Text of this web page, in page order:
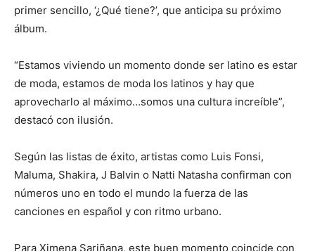
primer sencillo, ‘¿Qué tiene?’, que anticipa su próximo
álbum.
“Estamos viviendo un momento donde ser latino es estar
de moda, estamos de moda los latinos y hay que
aprovecharlo al máximo…somos una cultura increíble”,
destacó con ilusión.
Según las listas de éxito, artistas como Luis Fonsi,
Maluma, Shakira, J Balvin o Natti Natasha confirman con
números uno en todo el mundo la fuerza de las
canciones en español y con ritmo urbano.
Para Ximena Sariñana, este buen momento coincide con